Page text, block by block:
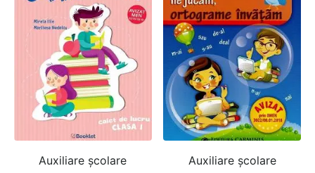
Auxiliare şcolare
Auxiliare şcolare